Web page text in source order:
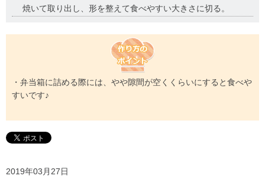
焼いて取り出し、形を整えて食べやすい大きさに切る。
・弁当箱に詰める際には、やや隙間が空くくらいにすると食べや
すいです♪
2019年03月27日